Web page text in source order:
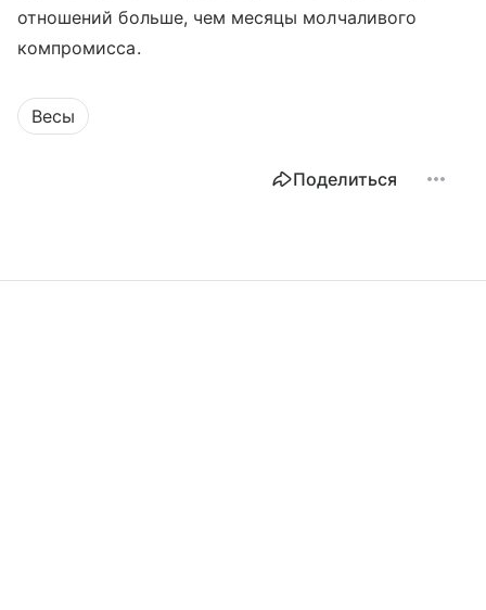
отношений больше, чем месяцы молчаливого
компромисса.
Весы
Поделиться